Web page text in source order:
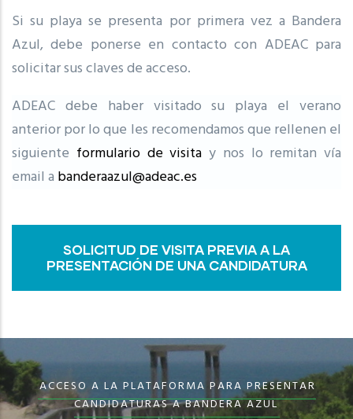
Si su playa se presenta por primera vez a Bandera
Azul, debe ponerse en contacto con ADEAC para
solicitar sus claves de acceso.
ADEAC debe haber visitado su playa el verano
anterior por lo que les recomendamos que rellenen el
siguiente formulario de visita y nos lo remitan vía
email a banderaazul@adeac.es
SOLICITUD DE VISITA PREVIA A LA
PRESENTACIÓN DE UNA CANDIDATURA
ACCESO A LA PLATAFORMA PARA PRESENTAR
CANDIDATURAS A BANDERA AZUL